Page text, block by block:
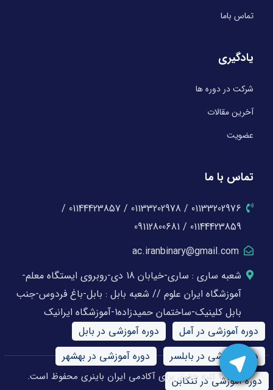
تماس باما
یادگیری
شرکت در دوره ها
آخرین مقالات
عضویت
تماس با ما
01133202976 / 01133202978 / 01144423857 /
01144423859 / 09112800681
ac.iranbinary@gmail.com
شعبه ساری : ساری-خیابان 18 دی-روبروی ایستگاه معلم-
آموزشگاه ایران علوم // شعبه بابل : بابل-باغ فردوس-جنب
بابل کلینیک-ساختمان حمیدزاده1-آموزشگاه ایرانیک
دوره آموزشی در آمل
دوره آموزشی در بابل
دوره آموزشی در بابلسر
دوره آموزشی در بهشهر
دوره آموزشی در تنکابن
© 2026 کلیه حقوق برای آکادمی ایران باینری محفوظ است.